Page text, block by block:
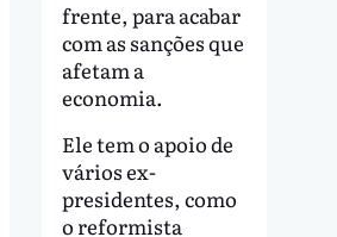
frente, para acabar
com as sanções que
afetam a
economia.
Ele tem o apoio de
vários ex-
presidentes, como
o reformista